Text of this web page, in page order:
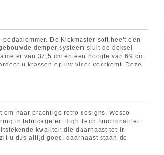
De Kickmaster soft heeft een
demper systeem sluit de deksel
van 37,5 cm en een hoogte van 69 cm.
u krassen op uw vloer voorkomt. Deze
om haar prachtige retro designs. Wesco
in fabricage en High Tech functionaliteit.
kwaliteit die daarnaast tot in
u dus altijd goed, daarnaast staan de